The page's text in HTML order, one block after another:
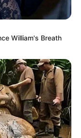
William's Breath